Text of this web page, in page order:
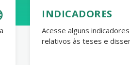
INDICADORES
Acesse alguns
relativos às teses e